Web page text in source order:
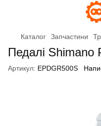
Каталог Запчастини
Педалі Shimano
Артикул: EPDGR500S